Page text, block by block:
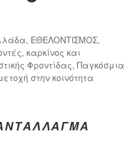
, ΕΘΕΛΟΝΤΙΣΜΟΣ,
,καρκίνος και
Φροντίδας,Παγκόσμια
στην κοινότητα